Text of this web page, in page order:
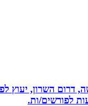
דרום השרון, יעוץ
לפורשים/ות.